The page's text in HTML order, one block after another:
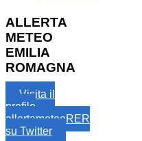
ALLERTA
METEO
EMILIA
ROMAGNA
Visita il
profilo
allertameteoRER
su Twitter